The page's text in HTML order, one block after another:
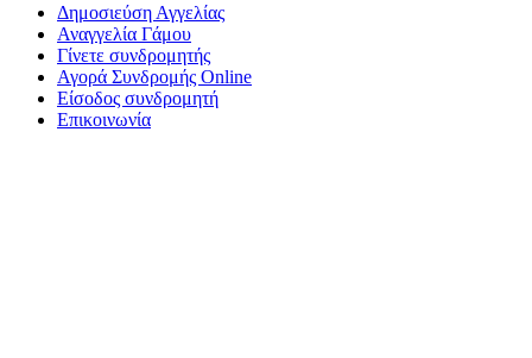
Δημοσιεύση Αγγελίας
Αναγγελία Γάμου
Γίνετε συνδρομητής
Αγορά Συνδρομής Online
Είσοδος συνδρομητή
Επικοινωνία